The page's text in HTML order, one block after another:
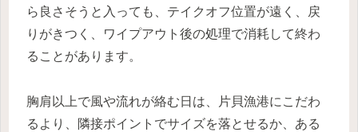
ら良さそうと入っても、テイクオフ位置が遠く、戻
りがきつく、ワイプアウト後の処理で消耗して終わ
ることがあります。
胸肩以上で風や流れが絡む日は、片貝漁港にこだわ
るより、隣接ポイントでサイズを落とせるか、ある